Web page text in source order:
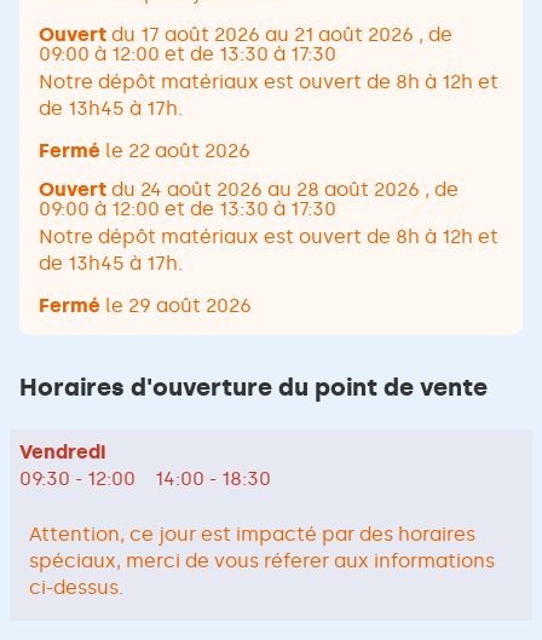
Ouvert du 17 août 2026 au 21 août 2026 , de
09:00 à 12:00 et de 13:30 à 17:30
Notre dépôt matériaux est ouvert de 8h à 12h et
de 13h45 à 17h.
Fermé le 22 août 2026
Ouvert du 24 août 2026 au 28 août 2026 , de
09:00 à 12:00 et de 13:30 à 17:30
Notre dépôt matériaux est ouvert de 8h à 12h et
de 13h45 à 17h.
Fermé le 29 août 2026
Horaires d'ouverture du point de vente
Horaires
d'ouverture
Vendredi
09:30 - 12:00 14:00 - 18:30
Attention, ce jour est impacté par des horaires
spéciaux, merci de vous réferer aux informations
ci-dessus.